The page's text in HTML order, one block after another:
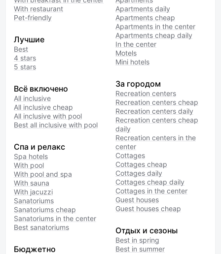
With restaurant
Pet-friendly
Лучшие
Best
4 stars
5 stars
Всё включено
All inclusive
All inclusive cheap
All inclusive with pool
Best all inclusive with pool
Спа и релакс
Spa hotels
With pool
With pool and spa
With sauna
With jacuzzi
Sanatoriums
Sanatoriums cheap
Sanatoriums in the center
Best sanatoriums
Бюджетно
Apartments daily
Apartments cheap
Apartments in the center
Apartments cheap daily
In the center
Motels
Mini hotels
За городом
Recreation centers
Recreation centers cheap
Recreation centers daily
Recreation centers cheap
daily
Recreation centers in the
center
Cottages
Cottages cheap
Cottages daily
Cottages cheap daily
Cottages in the center
Guest houses
Guest houses cheap
Отдых и сезоны
Best in spring
Best in summer